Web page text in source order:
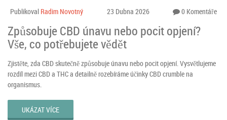
Publikoval Radim Novotný 23 Dubna 2026 0 Komentáře
Způsobuje CBD únavu nebo pocit opjení?
Vše, co potřebujete vědět
Zjistěte, zda CBD skutečně způsobuje únavu nebo pocit opjení. Vysvětlujeme
rozdíl mezi CBD a THC a detailně rozebíráme účinky CBD crumble na
organismus.
UKÁZAT VÍCE